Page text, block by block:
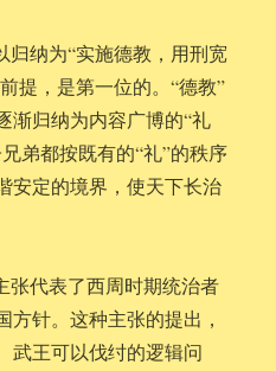
归纳为“实施德教，用刑宽
提，是第一位的。“德教”
渐归纳为内容广博的“礼
弟都按既有的“礼”的秩序
安定的境界，使天下长治
张代表了西周时期统治者
方针。这种主张的提出，
武王可以伐纣的逻辑问